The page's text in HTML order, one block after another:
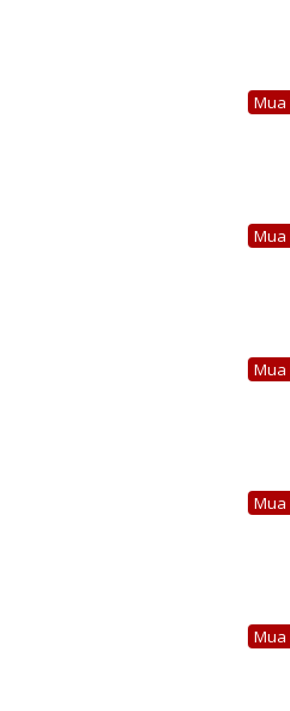
Mua
Mua
Mua
Mua
Mua